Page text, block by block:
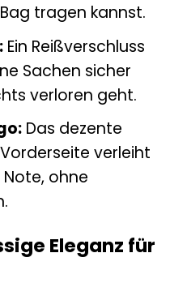
tragen kannst.
Ein Reißverschluss
Sachen sicher
verloren geht.
Das dezente
verleiht
ohne
Eleganz für